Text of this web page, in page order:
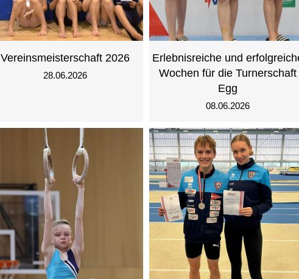
Vereinsmeisterschaft 2026
28.06.2026
Erlebnisreiche und
Wochen für die Turnerschaft
Egg
08.06.2026